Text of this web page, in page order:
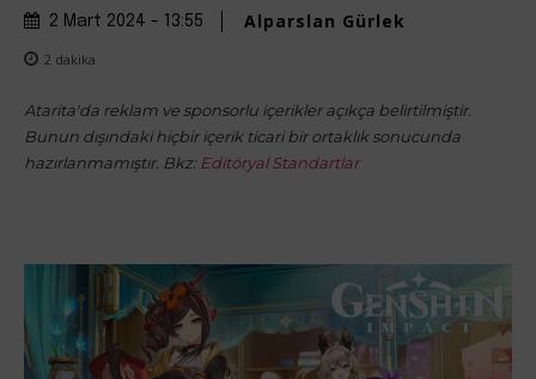
2 Mart 2024 - 13:55 Alparslan Gürlek
2 dakika
Atarita'da reklam ve sponsorlu içerikler açıkça belirtilmiştir.
Bunun dışındaki hiçbir içerik ticari bir ortaklık sonucunda
hazırlanmamıştır. Bkz: Editöryal Standartlar